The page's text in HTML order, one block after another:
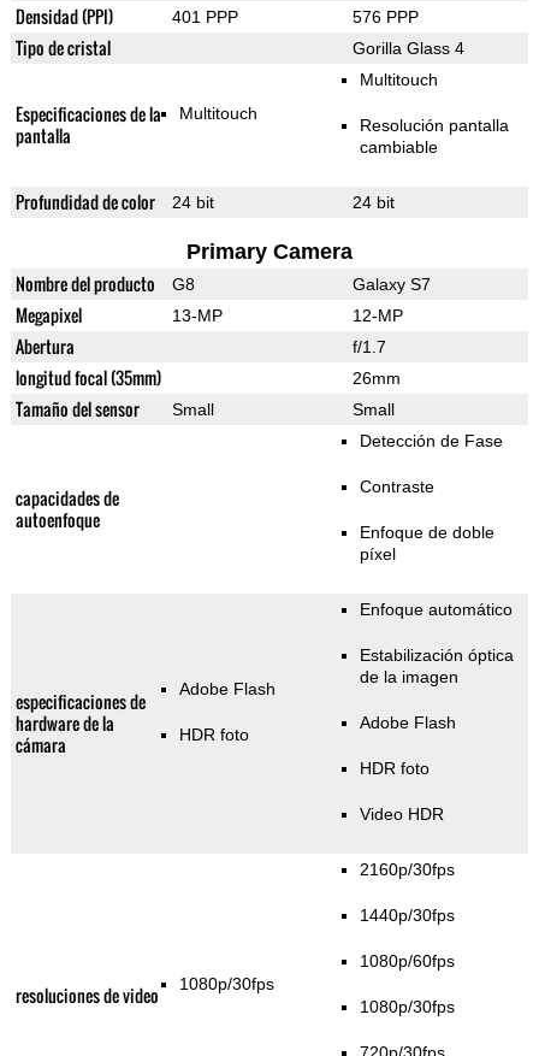
Densidad (PPI) 401 PPP 576 PPP
Tipo de cristal Gorilla Glass 4
Especificaciones de la
pantalla
Multitouch
Multitouch
Resolución pantalla
cambiable
Profundidad de color 24 bit 24 bit
Primary Camera
Nombre del producto G8 Galaxy S7
Megapixel 13-MP 12-MP
Abertura f/1.7
longitud focal (35mm) 26mm
Tamaño del sensor Small Small
capacidades de
autoenfoque
Detección de Fase
Contraste
Enfoque de doble
píxel
especificaciones de
hardware de la
cámara
Adobe Flash
HDR foto
Enfoque automático
Estabilización óptica
de la imagen
Adobe Flash
HDR foto
Video HDR
resoluciones de video 1080p/30fps
2160p/30fps
1440p/30fps
1080p/60fps
1080p/30fps